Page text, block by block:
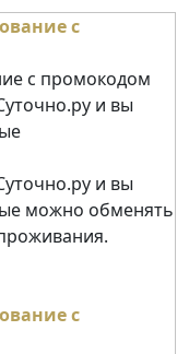
с промокодом
и вы
и вы
можно обменять